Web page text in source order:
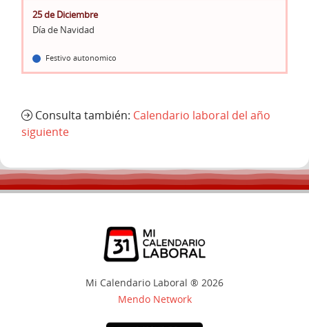
25 de Diciembre
Día de Navidad
Festivo autonomico
Consulta también: Calendario laboral del año
siguiente
Mi Calendario Laboral ® 2026
Mendo Network